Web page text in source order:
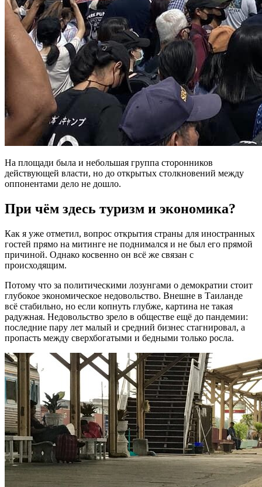
На площади была и небольшая группа сторонников
действующей власти, но до открытых столкновений между
оппонентами дело не дошло.
При чём здесь туризм и экономика?
Как я уже отметил, вопрос открытия страны для иностранных
гостей прямо на митинге не поднимался и не был его прямой
причиной. Однако косвенно он всё же связан с
происходящим.
Потому что за политическими лозунгами о демократии стоит
глубокое экономическое недовольство. Внешне в Таиланде
всё стабильно, но если копнуть глубже, картина не такая
радужная. Недовольство зрело в обществе ещё до пандемии:
последние пару лет малый и средний бизнес стагнировал, а
пропасть между сверхбогатыми и бедными только росла.